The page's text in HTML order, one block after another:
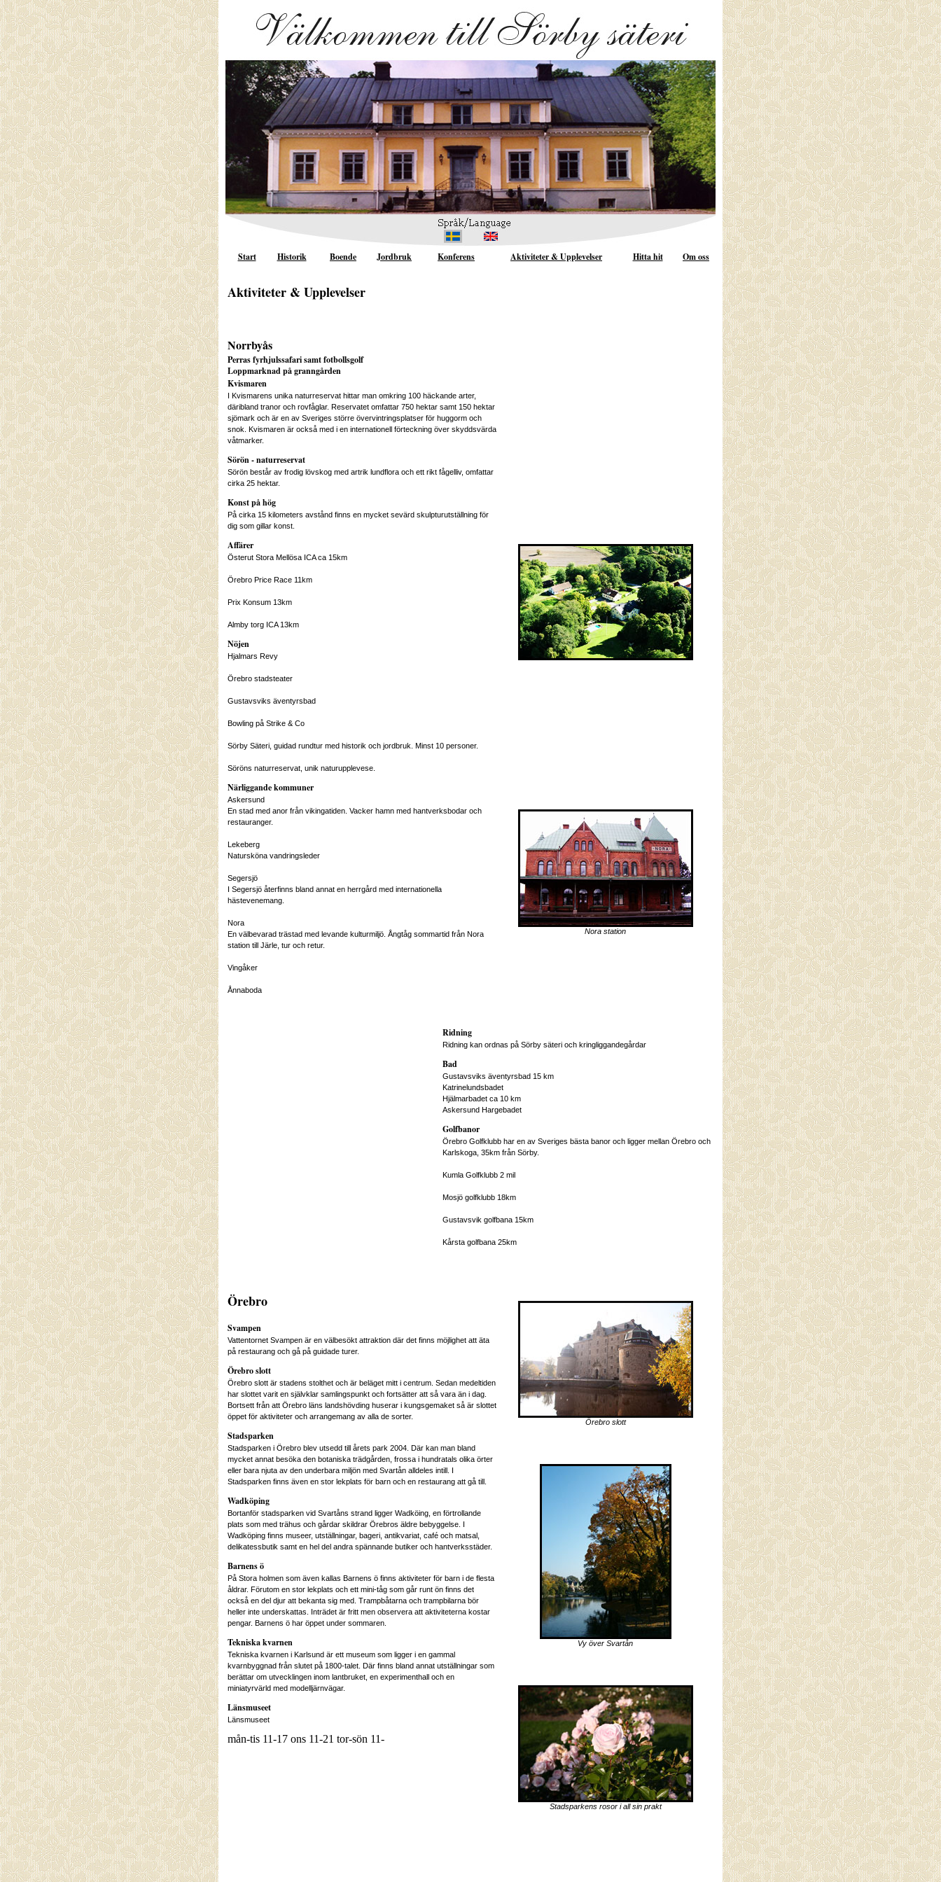
Start Historik Boende Jordbruk Konferens Aktiviteter & Upplevelser Hitta hit Om oss
Aktiviteter & Upplevelser
Norrbyås
Perras fyrhjulssafari samt fotbollsgolf
Loppmarknad på granngården
Kvismaren
I Kvismarens unika naturreservat hittar man omkring 100 häckande arter,
däribland tranor och rovfåglar. Reservatet omfattar 750 hektar samt 150 hektar
sjömark och är en av Sveriges större övervintringsplatser för huggorm och
snok. Kvismaren är också med i en internationell förteckning över skyddsvärda
våtmarker.
Sörön - naturreservat
Sörön består av frodig lövskog med artrik lundflora och ett rikt fågelliv, omfattar
cirka 25 hektar.
Konst på hög
På cirka 15 kilometers avstånd finns en mycket sevärd skulpturutställning för
dig som gillar konst.
Affärer
Österut Stora Mellösa ICA ca 15km
Örebro Price Race 11km
Prix Konsum 13km
Almby torg ICA 13km
Nöjen
Hjalmars Revy
Örebro stadsteater
Gustavsviks äventyrsbad
Bowling på Strike & Co
Sörby Säteri, guidad rundtur med historik och jordbruk. Minst 10 personer.
Söröns naturreservat, unik naturupplevese.
Närliggande kommuner
Askersund
En stad med anor från vikingatiden. Vacker hamn med hantverksbodar och
restauranger.
Lekeberg
Natursköna vandringsleder
Segersjö
I Segersjö återfinns bland annat en herrgård med internationella
hästevenemang.
Nora
En välbevarad trästad med levande kulturmiljö. Ångtåg sommartid från Nora
station till Järle, tur och retur.
Vingåker
Ånnaboda
Nora station
Ridning
Ridning kan ordnas på Sörby säteri och kringliggandegårdar
Bad
Gustavsviks äventyrsbad 15 km
Katrinelundsbadet
Hjälmarbadet ca 10 km
Askersund Hargebadet
Golfbanor
Örebro Golfklubb har en av Sveriges bästa banor och ligger mellan Örebro och
Karlskoga, 35km från Sörby.
Kumla Golfklubb 2 mil
Mosjö golfklubb 18km
Gustavsvik golfbana 15km
Kårsta golfbana 25km
Örebro
Svampen
Vattentornet Svampen är en välbesökt attraktion där det finns möjlighet att äta
på restaurang och gå på guidade turer.
Örebro slott
Örebro slott är stadens stolthet och är beläget mitt i centrum. Sedan medeltiden
har slottet varit en självklar samlingspunkt och fortsätter att så vara än i dag.
Bortsett från att Örebro läns landshövding huserar i kungsgemaket så är slottet
öppet för aktiviteter och arrangemang av alla de sorter.
Stadsparken
Stadsparken i Örebro blev utsedd till årets park 2004. Där kan man bland
mycket annat besöka den botaniska trädgården, frossa i hundratals olika örter
eller bara njuta av den underbara miljön med Svartån alldeles intill. I
Stadsparken finns även en stor lekplats för barn och en restaurang att gå till.
Wadköping
Bortanför stadsparken vid Svartåns strand ligger Wadköing, en förtrollande
plats som med trähus och gårdar skildrar Örebros äldre bebyggelse. I
Wadköping finns museer, utställningar, bageri, antikvariat, café och matsal,
delikatessbutik samt en hel del andra spännande butiker och hantverksstäder.
Barnens ö
På Stora holmen som även kallas Barnens ö finns aktiviteter för barn i de flesta
åldrar. Förutom en stor lekplats och ett mini-tåg som går runt ön finns det
också en del djur att bekanta sig med. Trampbåtarna och trampbilarna bör
heller inte underskattas. Inträdet är fritt men observera att aktiviteterna kostar
pengar. Barnens ö har öppet under sommaren.
Tekniska kvarnen
Tekniska kvarnen i Karlsund är ett museum som ligger i en gammal
kvarnbyggnad från slutet på 1800-talet. Där finns bland annat utställningar som
berättar om utvecklingen inom lantbruket, en experimenthall och en
miniatyrvärld med modelljärnvägar.
Länsmuseet
Länsmuseet
mån-tis 11-17 ons 11-21 tor-sön 11-
Örebro slott
Vy över Svartån
Stadsparkens rosor i all sin prakt